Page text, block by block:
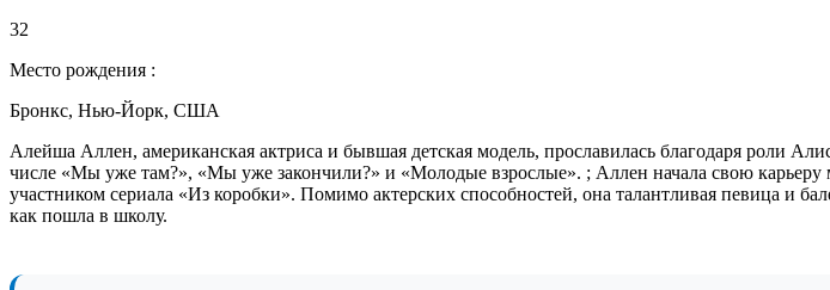
32
Место рождения :
Бронкс, Нью-Йорк, США
Алейша Аллен, американская актриса и бывшая детская модель, прославилась благодаря роли
числе «Мы уже там?», «Мы уже закончили?» и «Молодые взрослые». ; Аллен начала свою карьеру
участником сериала «Из коробки». Помимо актерских способностей, она талантливая певица и
как пошла в школу.